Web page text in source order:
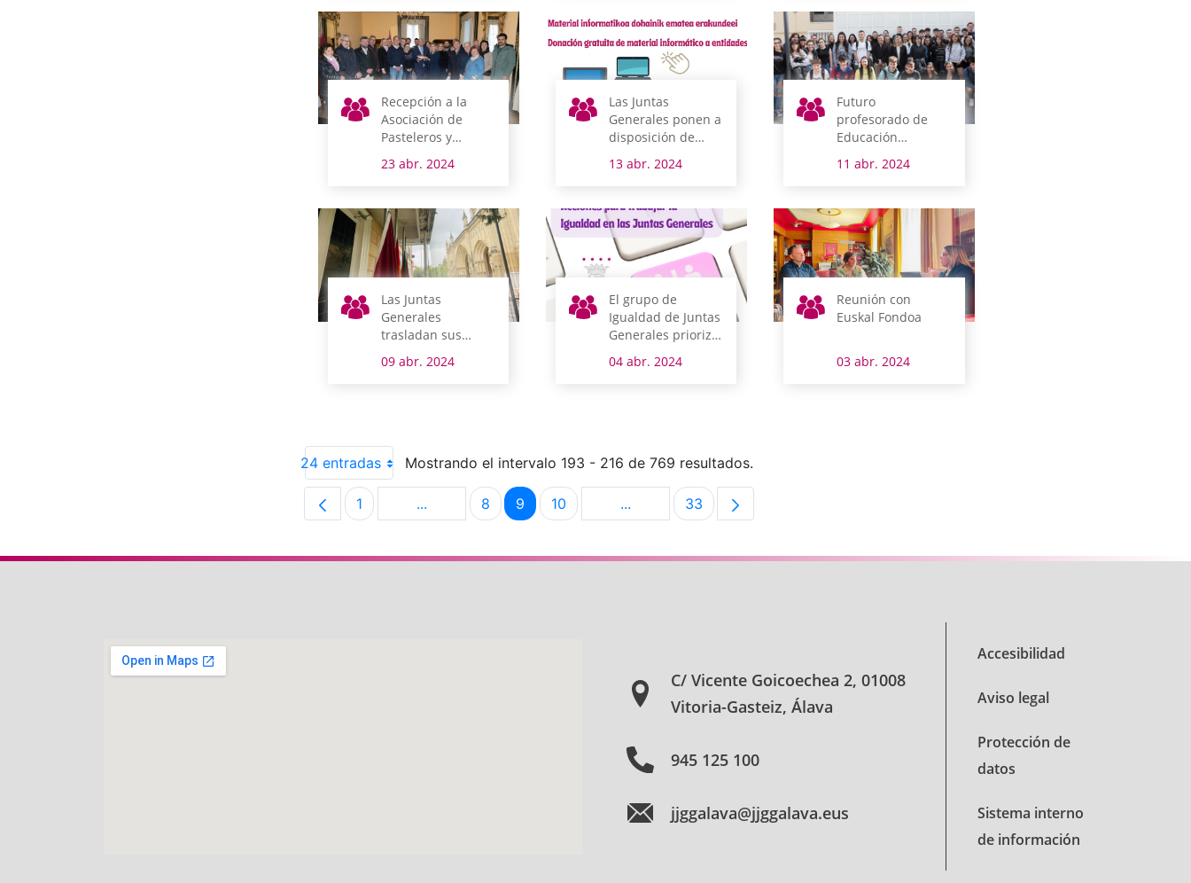
Recepción a la
Asociación de
Pasteleros y
Confiteros
Artesanos de Álava
Prudencio
23 abr. 2024
Las Juntas
Generales ponen a
disposición de
asociaciones y
entidades 71
informáticos
13 abr. 2024
Futuro
profesorado de
Educación
Primaria recibe
formación sobre el
Económico y la
singularidad
institucional de
Araba
11 abr. 2024
Las Juntas
Generales
trasladan sus
condolencias por
el fallecimiento del
09 abr. 2024
El grupo de
Igualdad de Juntas
Generales prioriza
18 acciones para
ejecutar este año
04 abr. 2024
Reunión con
Euskal Fondoa
03 abr. 2024
24 entradas Mostrando el intervalo 193 - 216 de 769 resultados.
Página
1 ...Páginas intermedias Use TAB para desplazarse.
Página
8 Página
9 Página
10 ...Páginas intermedias Use TAB para desplazarse.
Página
33
C/ Vicente Goicoechea 2, 01008
Vitoria-Gasteiz, Álava
945 125 100
jjggalava@jjggalava.eus
Accesibilidad
Aviso legal
Protección de
datos
Sistema interno
de información